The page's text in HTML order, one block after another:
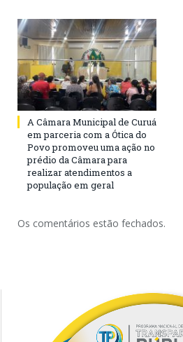
A Câmara Municipal de Curuá
em parceria com a Ótica do
Povo promoveu uma ação no
prédio da Câmara para
realizar atendimentos a
população em geral
Os comentários estão fechados.